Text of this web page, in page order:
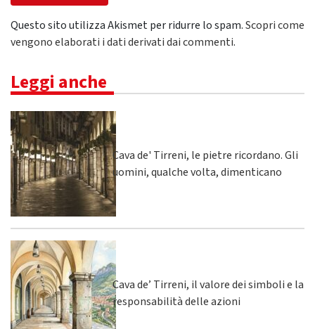
Questo sito utilizza Akismet per ridurre lo spam.Scopri come
vengono elaborati i dati derivati dai commenti.
Leggi anche
Cava de' Tirreni, le pietre ricordano. Gli
uomini, qualche volta, dimenticano
Cava de’ Tirreni, il valore dei simboli e la
responsabilità delle azioni